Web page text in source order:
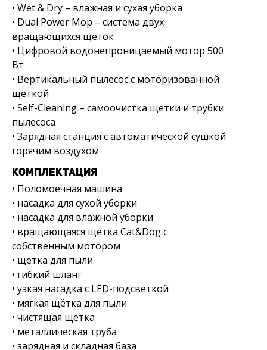
• Wet & Dry – влажная и сухая уборка
• Dual Power Mop – система двух
вращающихся щёток
• Цифровой водонепроницаемый мотор 500
Вт
• Вертикальный пылесос с моторизованной
щёткой
• Self-Cleaning – самоочистка щётки и трубки
пылесоса
• Зарядная станция с автоматической сушкой
горячим воздухом
КОМПЛЕКТАЦИЯ
• Поломоечная машина
• насадка для сухой уборки
• насадка для влажной уборки
• вращающаяся щётка Cat&Dog с
собственным мотором
• щётка для пыли
• гибкий шланг
• узкая насадка с LED-подсветкой
• мягкая щётка для пыли
• чистящая щётка
• металлическая труба
• зарядная и складная база